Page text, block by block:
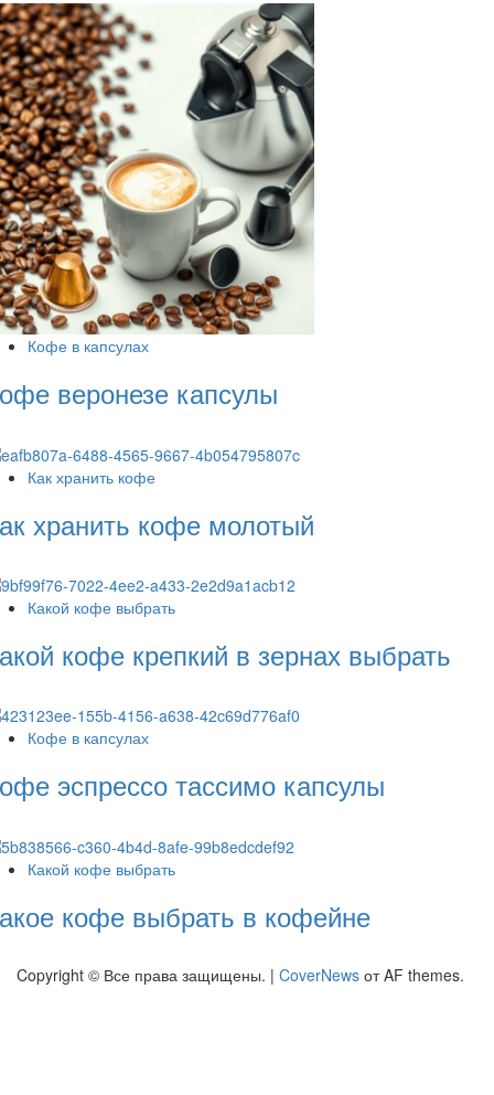
Кофе в капсулах
веронезе капсулы
Как хранить кофе
хранить кофе молотый
Какой кофе выбрать
кофе крепкий в зернах выбрать
Кофе в капсулах
эспрессо тассимо капсулы
Какой кофе выбрать
кофе выбрать в кофейне
Copyright © Все права защищены. | CoverNews от AF themes.